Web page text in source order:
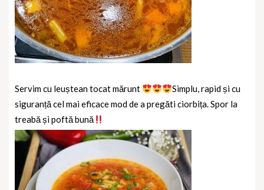
Servim cu leuștean tocat mărunt
Simplu, rapid și cu
siguranță cel mai eficace mod de a pregăti ciorbița. Spor la
treabă și poftă bună